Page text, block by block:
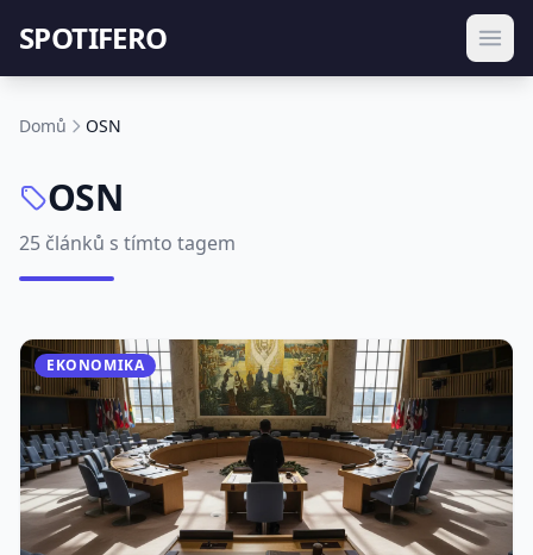
SPOTIFERO
Domů OSN
OSN
25 článků s tímto tagem
EKONOMIKA